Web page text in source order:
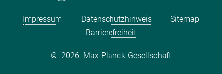
Impressum Datenschutzhinweis
Sitemap
Barrierefreiheit
© 2026, Max-Planck-Gesellschaft